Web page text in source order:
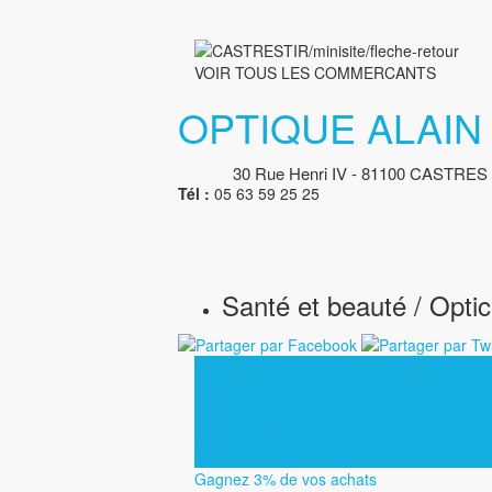
VOIR TOUS LES COMMERCANTS
OPTIQUE
30 Rue Henri IV - 81100
Tél : 05 63 59 25 25
Santé et beauté /
Gagnez 3% de vos achats